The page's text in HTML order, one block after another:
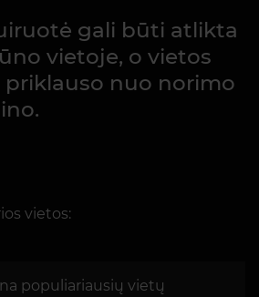
gali būti atlikta
vietoje, o vietos
priklauso nuo norimo
vietos:
populiariausių vietų